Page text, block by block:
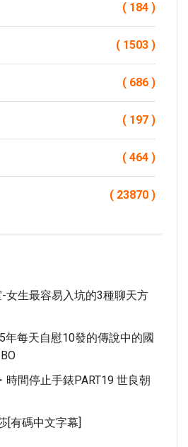
( 184 )
( 1503 )
( 686 )
( 197 )
( 464 )
( 23870 )
女生最容易入坑的3種聊天方
年每天自慰10發的傳說中的國
時間停止手錶PART19 世良朝
[有碼中文字幕]